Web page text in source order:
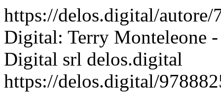
https://delos.digital/
Digital: Terry Monteleone
Digital srl delos.digital
https://delos.digital/